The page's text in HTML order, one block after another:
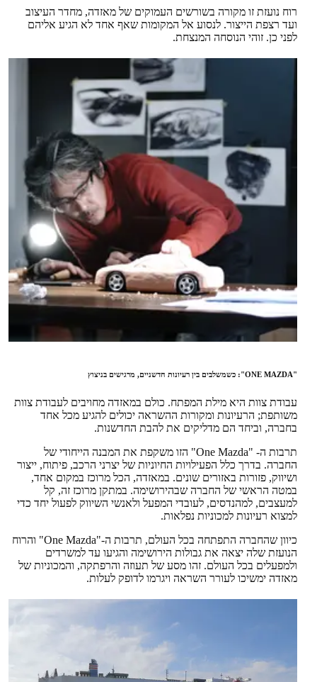
רוח נועזת זו מקורה בשורשים העמוקים של מאזדה, מחדר העיצוב
ועד רצפת הייצור. לנסוע אל המקומות שאף אחד לא הגיע אליהם
לפני כן. זוהי הנוסחה המנצחת.
עבודת צוות היא מילת המפתח. כולם במאזדה מחויבים לעבודת צוות
משותפת; הרעיונות ומקורות ההשראה יכולים להגיע מכל אחד
בחברה, וביחד הם מדליקים את להבת החדשנות.
תרבות ה- "One Mazda" הזו משקפת את המבנה הייחודי של
החברה. בדרך כלל הפעילויות החיוניות של יצרני הרכב, פיתוח, ייצור
ושיווק, פזורות באזורים שונים. במאזדה, הכל מרוכז במקום אחד,
במטה הראשי של החברה שבהירושימה. במתקן מרוכז זה, קל
למעצבים, למהנדסים, לעובדי המפעל ולאנשי השיווק לפעול יחד כדי
למצוא רעיונות למכוניות נפלאות.
כיוון שהחברה התפתחה בכל העולם, תרבות ה-"One Mazda" והרוח
הנועזת שלה יצאה את גבולות הירושימה והגיעו עד למשרדים
ולמפעלים בכל העולם. זהו מסע של תעוזה והרפתקה, והמכוניות של
מאזדה ימשיכו לעורר השראה ויגרמו לדופק לעלות.